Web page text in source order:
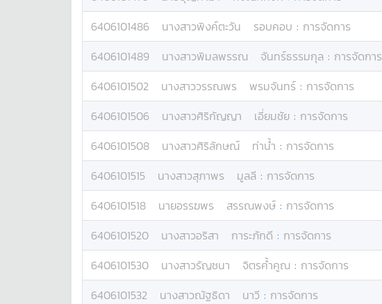
6406101486
นางสาวพิงค์ตะวัน รอบคอบ : การจัดการ
6406101489
นางสาวพิมลพรรณ จันทร์ธรรมกุล : การจัดการ
6406101502
นางสาววรรณพร พรมจันทร์ : การจัดการ
6406101506
นางสาวศิริกัญญา เอี่ยมชัย : การจัดการ
6406101508
นางสาวศิริลักษณ์ ท่าน้ำ : การจัดการ
6406101515
นางสาวสุภาพร มูลลี : การจัดการ
6406101518
นายอรรฆพร สรรณพงษ์ : การจัดการ
6406101520
นางสาวอริสา การะภักดี : การจัดการ
6406101530
นางสาวรัญชนา จิตรค้ำคูณ : การจัดการ
6406101532
นางสาวณัฐธิดา นาวี : การจัดการ